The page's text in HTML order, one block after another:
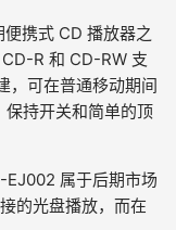
携式 CD 播放器之
R 和 CD-RW 支
，可在普通移动期间
持开关和简单的顶
EJ002 属于后期市场
的光盘播放，而在